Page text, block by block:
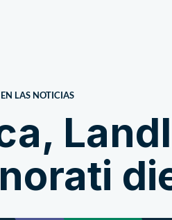
LAS NOTICIAS